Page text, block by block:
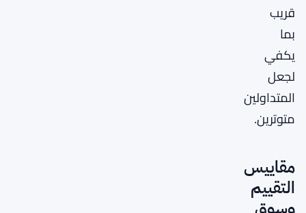
قريب
بما
يكفي
لجعل
المتداولين
متوترين.
مقاييس
التقييم
وسوق